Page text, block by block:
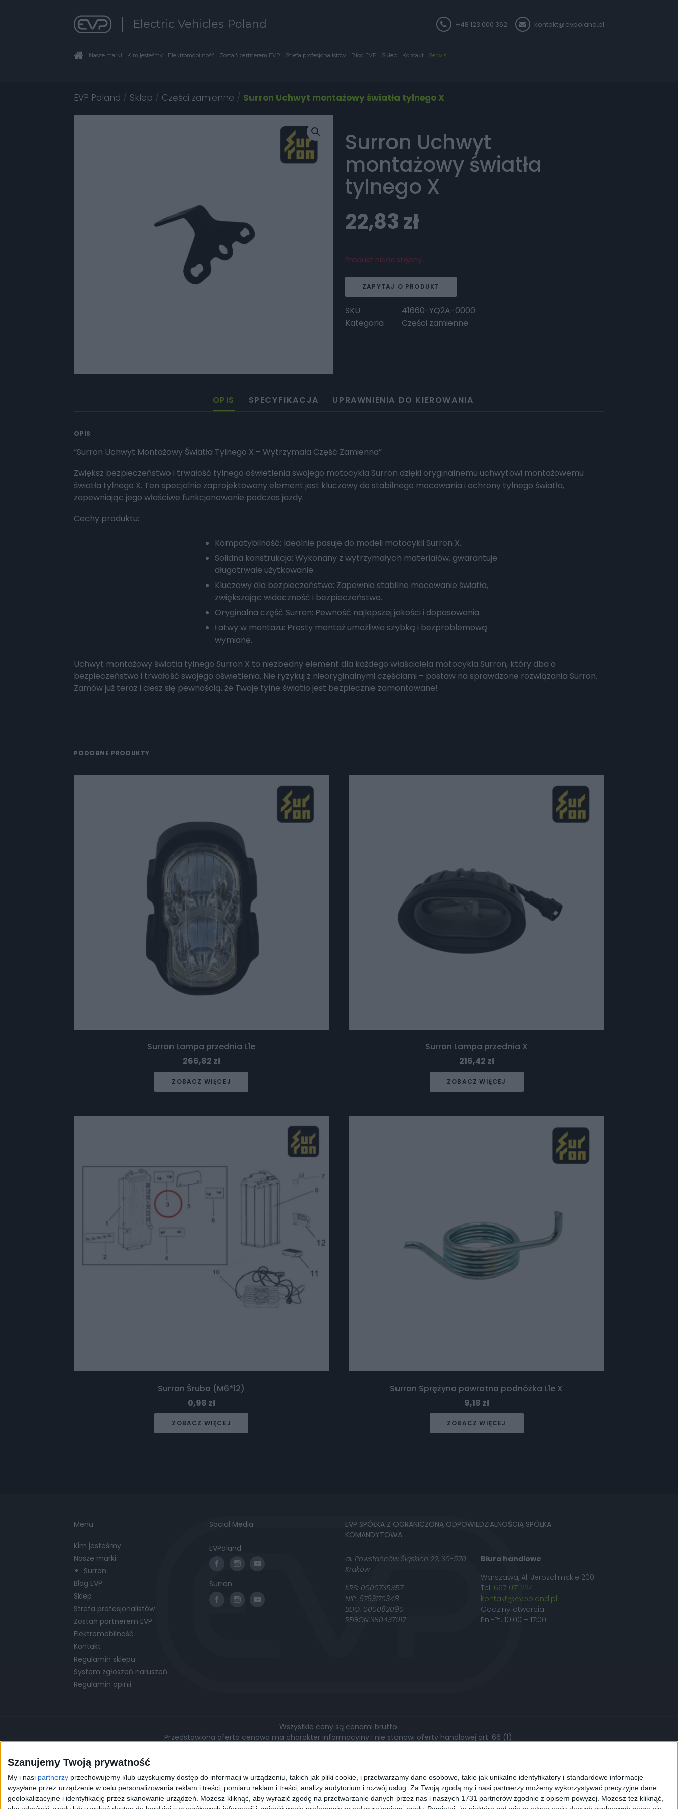
Szanujemy Twoją prywatność
My i nasi partnerzy przechowujemy i/lub uzyskujemy dostęp do informacji w urządzeniu, takich jak pliki cookie, i przetwarzamy dane osobowe, takie jak unikalne identyfikatory i standardowe informacje
wysyłane przez urządzenie w celu personalizowania reklam i treści, pomiaru reklam i treści, analizy audytorium i rozwój usług. Za Twoją zgodą my i nasi partnerzy możemy wykorzystywać precyzyjne dane
geolokalizacyjne i identyfikację przez skanowanie urządzeń. Możesz kliknąć, aby wyrazić zgodę na przetwarzanie danych przez nas i naszych 1731 partnerów zgodnie z opisem powyżej. Możesz też kliknąć,
Electric Vehicles Poland +48 123 000 362 kontakt@evpoland.pl
Nasze marki Kim jesteśmy Elektromobilność Zostań partnerem EVP Strefa profesjonalistów Blog EVP Sklep Kontakt Serwis
EVP Poland / Sklep / Części zamienne / Surron Uchwyt montażowy światła tylnego X
Surron Uchwyt
montażowy światła
tylnego X
22,83zł
Produkt niedostępny.
ZAPYTAJ O PRODUKT
SKU
41660-YQ2A-0000
Kategoria
Części zamienne
OPIS SPECYFIKACJA UPRAWNIENIA DO KIEROWANIA
OPIS
“Surron Uchwyt Montażowy Światła Tylnego X – Wytrzymała Część Zamienna”
Zwiększ bezpieczeństwo i trwałość tylnego oświetlenia swojego motocykla Surron dzięki oryginalnemu uchwytowi montażowemu
światła tylnego X. Ten specjalnie zaprojektowany element jest kluczowy do stabilnego mocowania i ochrony tylnego światła,
zapewniając jego właściwe funkcjonowanie podczas jazdy.
Cechy produktu:
Kompatybilność: Idealnie pasuje do modeli motocykli Surron X.
Solidna konstrukcja: Wykonany z wytrzymałych materiałów, gwarantuje
długotrwałe użytkowanie.
Kluczowy dla bezpieczeństwa: Zapewnia stabilne mocowanie światła,
zwiększając widoczność i bezpieczeństwo.
Oryginalna część Surron: Pewność najlepszej jakości i dopasowania.
Łatwy w montażu: Prosty montaż umożliwia szybką i bezproblemową
wymianę.
Uchwyt montażowy światła tylnego Surron X to niezbędny element dla każdego właściciela motocykla Surron, który dba o
bezpieczeństwo i trwałość swojego oświetlenia. Nie ryzykuj z nieoryginalnymi częściami – postaw na sprawdzone rozwiązania Surron.
Zamów już teraz i ciesz się pewnością, że Twoje tylne światło jest bezpiecznie zamontowane!
PODOBNE PRODUKTY
Surron Lampa przednia L1e
266,82 zł
ZOBACZ WIĘCEJ
Surron Lampa przednia X
216,42 zł
ZOBACZ WIĘCEJ
Surron Śruba (M6*12)
0,98 zł
ZOBACZ WIĘCEJ
Surron Sprężyna powrotna podnóżka L1e X
9,18 zł
ZOBACZ WIĘCEJ
Menu
Kim jesteśmy
Nasze marki
Surron
Blog EVP
Sklep
Strefa profesjonalistów
Zostań partnerem EVP
Elektromobilność
Kontakt
Regulamin sklepu
System zgłoszeń naruszeń
Regulamin opinii
Social Media
EVPoland
Surron
EVP SPÓŁKA Z OGRANICZONĄ ODPOWIEDZIALNOŚCIĄ SPÓŁKA
KOMANDYTOWA
al. Powstańców Śląskich 22, 30-570
Kraków
KRS: 0000735357
NIP: 6793170348
BDO: 000082090
REGON:380437917
Biura handlowe
Warszawa, Al. Jerozolimskie 200
Tel. 667 071 224
kontakt@evpoland.pl
Godziny otwarcia:
Pn.-Pt. 10:00 – 17:00
Wszystkie ceny są cenami brutto.
Przedstawiona oferta cenowa ma charakter informacyjny i nie stanowi oferty handlowej art. 66 (1).
© 2026 EVP© Polityka prywatności